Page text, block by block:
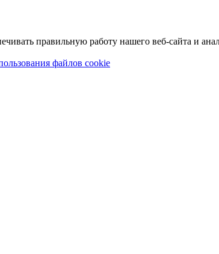
правильную работу нашего веб-сайта и
файлов cookie